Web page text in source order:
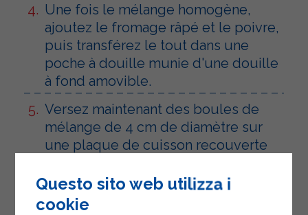
Une fois le mélange homogène,
ajoutez le fromage râpé et le poivre,
puis transférez le tout dans une
poche à douille munie d'une douille
à fond amovible.
Versez maintenant des boules de
mélange de 4 cm de diamètre sur
une plaque de cuisson recouverte
dans un four statique préchauffé à
180° pendant 30 minutes.
Questo sito web utilizza i
cookie